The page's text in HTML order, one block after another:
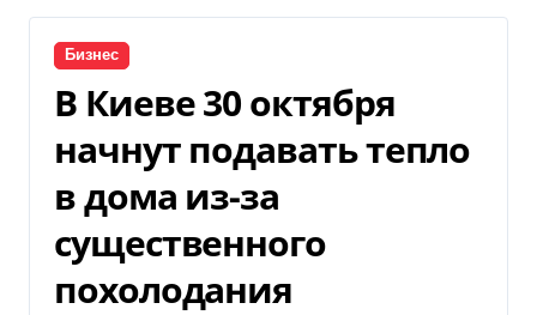
Бизнес
В Киеве 30 октября
начнут подавать тепло
в дома из-за
существенного
похолодания